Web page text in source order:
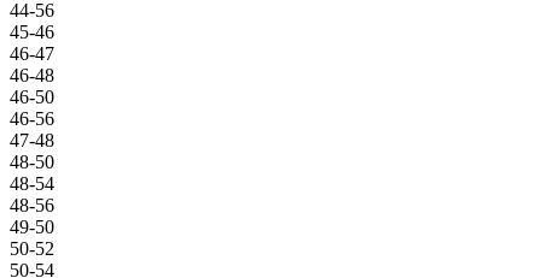
44-56
45-46
46-47
46-48
46-50
46-56
47-48
48-50
48-54
48-56
49-50
50-52
50-54